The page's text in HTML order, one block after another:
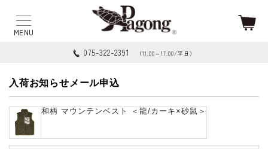
075-322-2391 （11:00～17:00/平日）
入荷お知らせメール申込
和柄 マウンテンベスト ＜龍/カーキ×砂鼠＞